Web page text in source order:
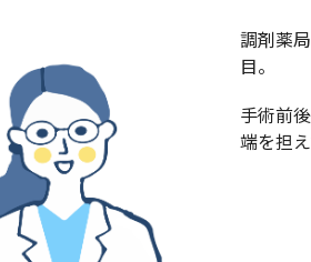
調剤薬
目。
手術前
端を担